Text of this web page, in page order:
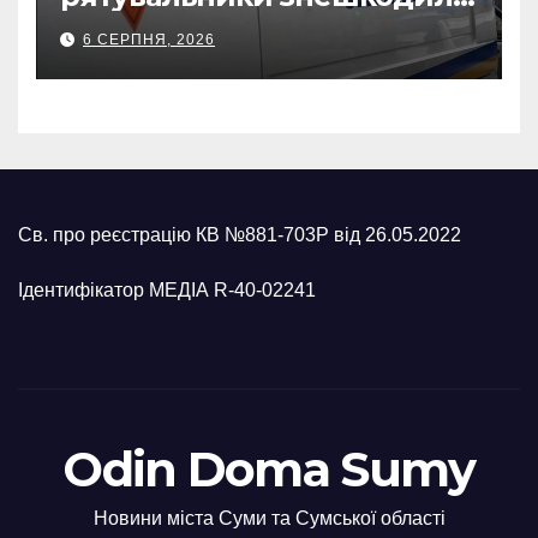
500-кілограмову авіабомбу
росіян
6 СЕРПНЯ, 2026
Св. про реєстрацію КВ №881-703Р від 26.05.2022
Ідентифікатор МЕДІА R-40-02241
Odin Doma Sumy
Новини міста Суми та Сумської області